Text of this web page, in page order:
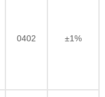
0402 ±1%